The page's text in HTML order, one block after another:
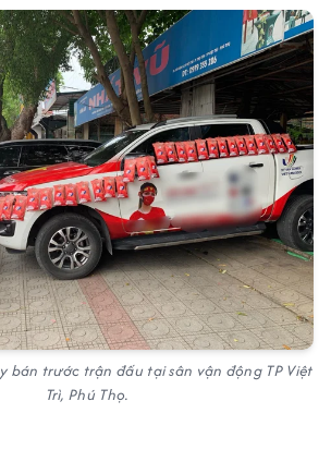
bán trước trận đấu tại sân vận động TP Việt
Trì, Phú Thọ.